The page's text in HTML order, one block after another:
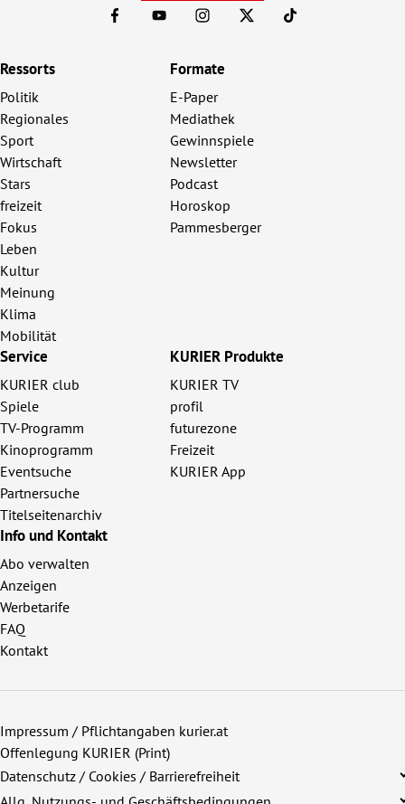
Ressorts
Politik
Regionales
Sport
Wirtschaft
Stars
freizeit
Fokus
Leben
Kultur
Meinung
Klima
Mobilität
Formate
E-Paper
Mediathek
Gewinnspiele
Newsletter
Podcast
Horoskop
Pammesberger
Service
KURIER club
Spiele
TV-Programm
Kinoprogramm
Eventsuche
Partnersuche
Titelseitenarchiv
KURIER Produkte
KURIER TV
profil
futurezone
Freizeit
KURIER App
Info und Kontakt
Abo verwalten
Anzeigen
Werbetarife
FAQ
Kontakt
Impressum / Pflichtangaben kurier.at
Offenlegung KURIER (Print)
Datenschutz / Cookies / Barrierefreiheit